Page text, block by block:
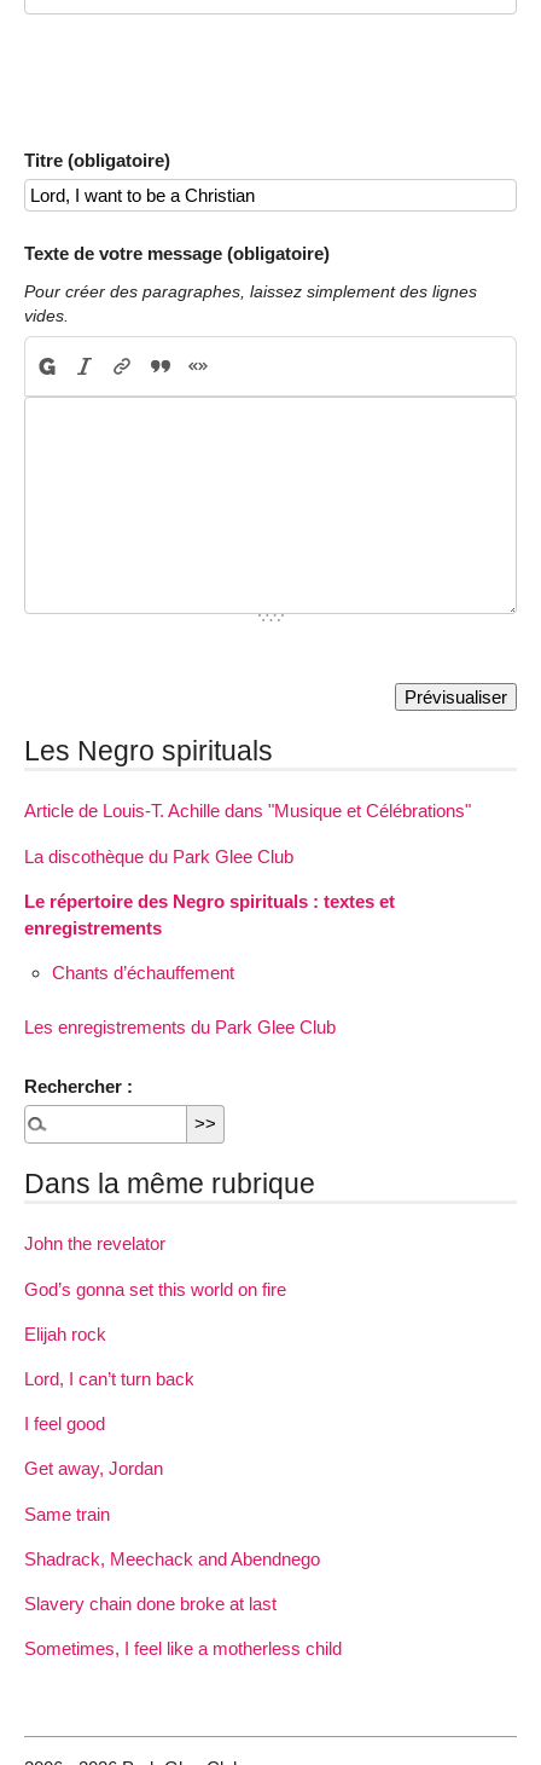
Titre (obligatoire)
Texte de votre message (obligatoire)
Pour créer des paragraphes, laissez simplement des lignes
vides.
Les Negro spirituals
Article de Louis-T. Achille dans "Musique et Célébrations"
La discothèque du Park Glee Club
Le répertoire des Negro spirituals : textes et
enregistrements
Chants d’échauffement
Les enregistrements du Park Glee Club
Rechercher :
Dans la même rubrique
John the revelator
God’s gonna set this world on fire
Elijah rock
Lord, I can’t turn back
I feel good
Get away, Jordan
Same train
Shadrack, Meechack and Abendnego
Slavery chain done broke at last
Sometimes, I feel like a motherless child